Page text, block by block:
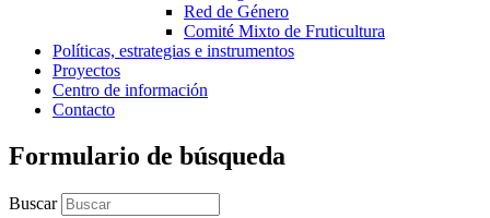
Red de Género
Comité Mixto de Fruticultura
Políticas, estrategias e instrumentos
Proyectos
Centro de información
Contacto
Formulario de búsqueda
Buscar